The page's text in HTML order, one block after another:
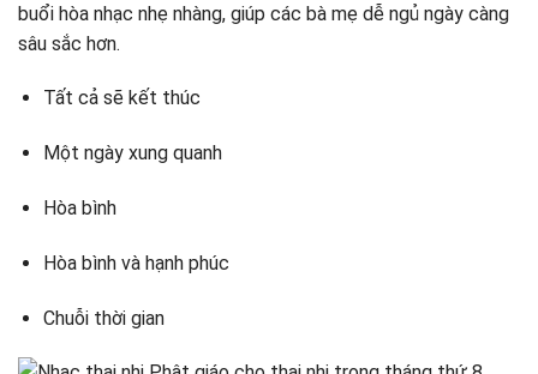
buổi hòa nhạc nhẹ nhàng, giúp các bà mẹ dễ ngủ ngày càng
sâu sắc hơn.
Tất cả sẽ kết thúc
Một ngày xung quanh
Hòa bình
Hòa bình và hạnh phúc
Chuỗi thời gian